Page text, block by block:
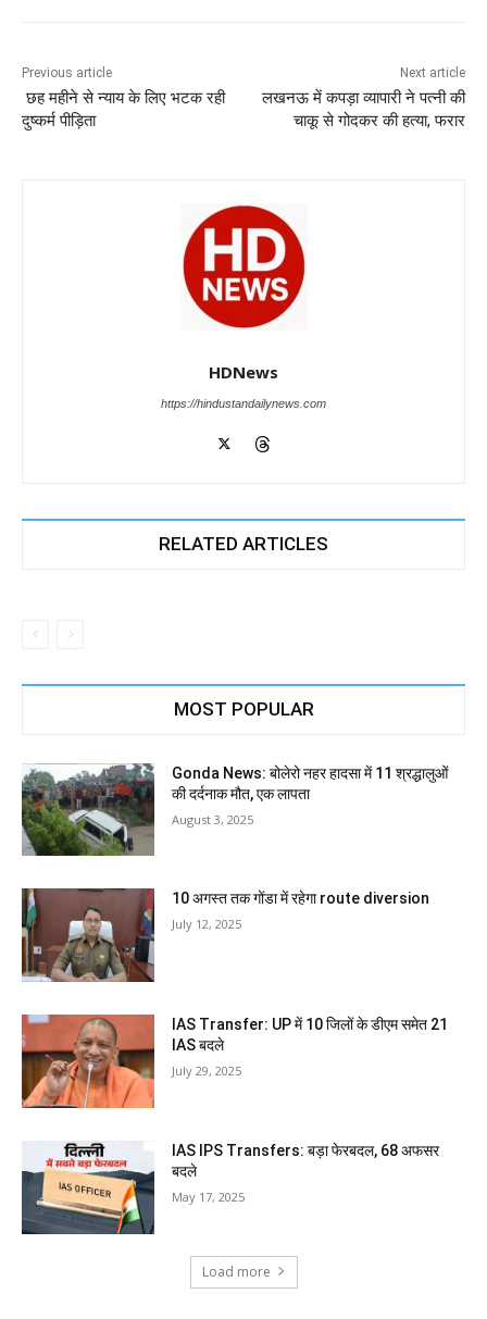
o
o
p
p
n
m
er
Previous article
छह महीने से न्याय के लिए भटक रही
दुष्कर्म पीड़िता
Next article
लखनऊ में कपड़ा व्यापारी ने पत्नी की
चाकू से गोदकर की हत्या, फरार
HDNews
https://hindustandailynews.com
RELATED ARTICLES
MOST POPULAR
Gonda News: बोलेरो नहर हादसा में 11 श्रद्धालुओं
की दर्दनाक मौत, एक लापता
August 3, 2025
10 अगस्त तक गोंडा में रहेगा route diversion
July 12, 2025
IAS Transfer: UP में 10 जिलों के डीएम समेत 21
IAS बदले
July 29, 2025
IAS IPS Transfers: बड़ा फेरबदल, 68 अफसर
बदले
May 17, 2025
Load more